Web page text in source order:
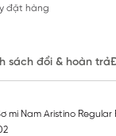
đặt hàng
sách đổi & hoàn trả
mi Nam Aristino Regular